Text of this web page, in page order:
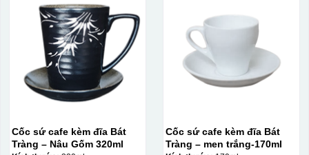
Cốc sứ cafe kèm đĩa Bát
Tràng – Nâu Gốm 320ml
Cốc sứ cafe kèm đĩa Bát
Tràng – men trắng-170ml